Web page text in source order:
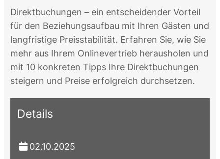
Direktbuchungen – ein entscheidender Vorteil
für den Beziehungsaufbau mit Ihren Gästen und
langfristige Preisstabilität. Erfahren Sie, wie Sie
mehr aus Ihrem Onlinevertrieb herausholen und
mit 10 konkreten Tipps Ihre Direktbuchungen
steigern und Preise erfolgreich durchsetzen.
Details
02.10.2025